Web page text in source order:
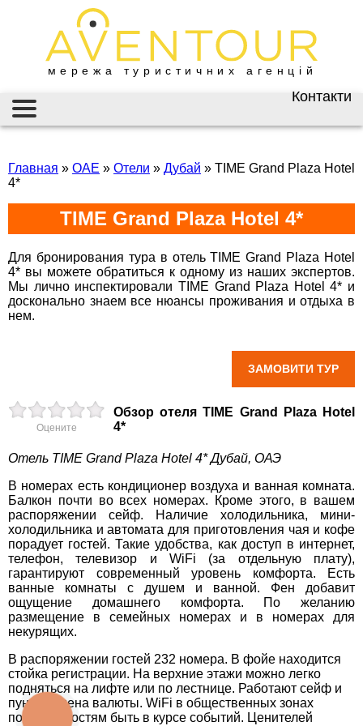
мережа туристичних агенцій
Контакти
Київ
Васильківська 34
+38 (099) 180-32-43,
+38 (093) 180-32-43
0800 33 01 80
kyiv@aventour.ua
Пн. - Пт. 9:00 - 18:00
Сб 10:00 - 15:00
вул. Старокозацька
+38 (099) 180-32-43
0800 33 01 80
dp_city@aventour.ua
Пн. - Пт. 9:00 - 18:00
Сб 10:00 - 15:00
Запоріжжя
пр. Соборний 216
+38 (067) 180-32-43 ,
+38 (099) 180-32-43
+38 (093) 180-32-43
AVENTOUR / АВЕНТУР
ІНФОРМАЦІЯ
ВІЗИ
НАЙКРАЩІ ПРОПОЗИЦІЇ
ВАКАНСІЇ
Главная » ОАЕ » Отели » Дубай » TIME Grand Plaza Hotel
4*
TIME Grand Plaza Hotel 4*
Для бронирования тура в отель TIME Grand Plaza Hotel
4* вы можете обратиться к одному из наших экспертов.
Мы лично инспектировали TIME Grand Plaza Hotel 4* и
досконально знаем все нюансы проживания и отдыха в
нем.
ЗАМОВИТИ ТУР
Оцените
Обзор отеля TIME Grand Plaza Hotel
4*
Отель TIME Grand Plaza Hotel 4* Дубай, ОАЭ
В номерах есть кондиционер воздуха и ванная комната.
Балкон почти во всех номерах. Кроме этого, в вашем
распоряжении сейф. Наличие холодильника, мини-
холодильника и автомата для приготовления чая и кофе
порадует гостей. Такие удобства, как доступ в интернет,
телефон, телевизор и WiFi (за отдельную плату),
гарантируют современный уровень комфорта. Есть
ванные комнаты с душем и ванной. Фен добавит
ощущение домашнего комфорта. По желанию
размещение в семейных номерах и в номерах для
некурящих.
В распоряжении гостей 232 номера. В фойе находится
стойка регистрации. На верхние этажи можно легко
подняться на лифте или по лестнице. Работают сейф и
пункт обмена валюты. WiFi в общественных зонах
позволит гостям быть в курсе событий. Ценителей
×
*ВАШЕ ІМ'Я
*ТЕЛЕФОН
ДЕ ПРОЖИВАЄТЕ
ПРИМІТКИ